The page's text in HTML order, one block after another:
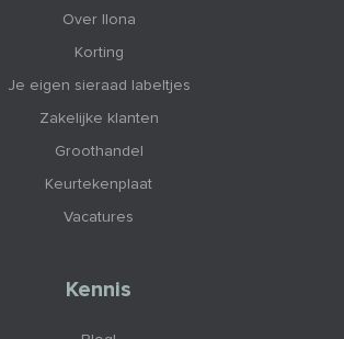
Over Ilona
Korting
Je eigen sieraad labeltjes
Zakelijke klanten
Groothandel
Keurtekenplaat
Vacatures
Kennis